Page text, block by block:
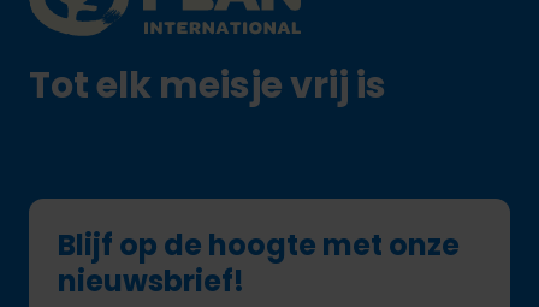
Tot elk meisje vrij is
Blijf op de hoogte met onze
nieuwsbrief!